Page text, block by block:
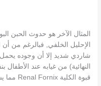
المثال الآخر هو حدوث الحبن
الإحليل الخلفي, فبالرغم من
شاردي شديد إلا أن وجوده يحمل
النهائية) من غيابه عند
قبوة الكلية Renal Fornix مما يسمح بتطور كلوي طبيعي .